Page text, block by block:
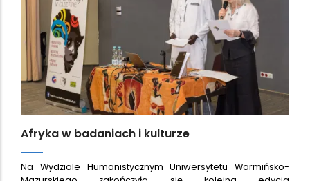
Afryka w badaniach i kulturze
Na Wydziale Humanistycznym Uniwersytetu Warmińsko-